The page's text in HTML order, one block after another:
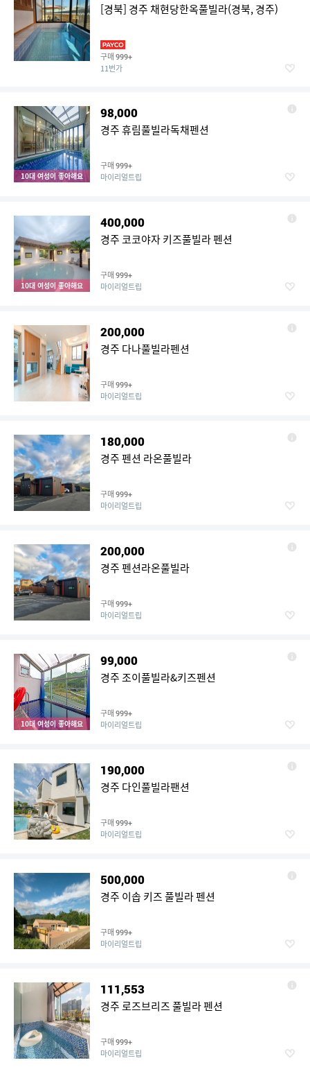
[경북] 경주 채현당한옥풀빌라(경북, 경주)
구매 999+
11번가
10대 여성이 좋아해요
98,000
경주 휴림풀빌라독채펜션
구매 999+
마이리얼트립
10대 여성이 좋아해요
400,000
경주 코코야자 키즈풀빌라 펜션
구매 999+
마이리얼트립
200,000
경주 다나풀빌라펜션
구매 999+
마이리얼트립
180,000
경주 펜션 라온풀빌라
구매 999+
마이리얼트립
200,000
경주 펜션라온풀빌라
구매 999+
마이리얼트립
10대 여성이 좋아해요
99,000
경주 조이풀빌라&키즈펜션
구매 999+
마이리얼트립
190,000
경주 다인풀빌라팬션
구매 999+
마이리얼트립
500,000
경주 이솝 키즈 풀빌라 펜션
구매 999+
마이리얼트립
111,553
경주 로즈브리즈 풀빌라 펜션
구매 999+
마이리얼트립